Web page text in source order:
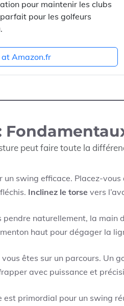
pour maintenir les clubs
pour les golfeurs
Amazon.fr
peut faire toute la
un swing efficace. Placez-
Inclinez le torse vers
pendre naturellement, la main
haut pour dégager la
êtes sur un parcours. Un
avec puissance et
est primordial pour un swing